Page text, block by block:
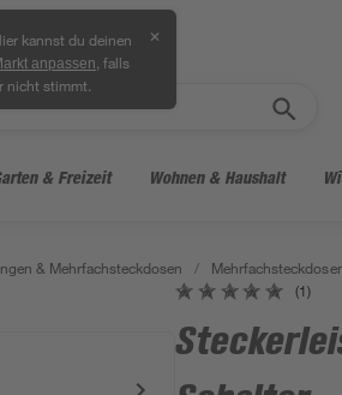
kannst du deinen
anpassen , falls
nicht stimmt.
✕
& Freizeit Wohnen & Haushalt
& Mehrfachsteckdosen /
(1)